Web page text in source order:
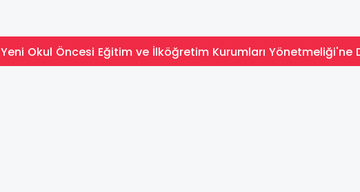
Yeni Okul Öncesi Eğitim ve İlköğretim Kurumları Yönetmeliği'ne